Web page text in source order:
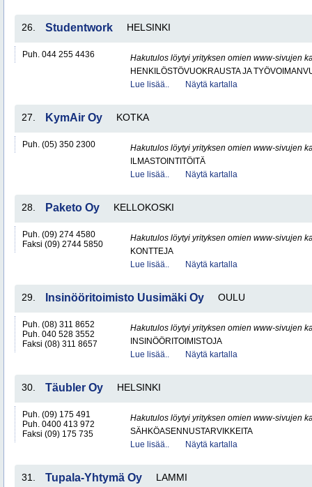
26. Studentwork HELSINKI
Puh. 044 255 4436
Hakutulos löytyi yrityksen omien www-sivujen
HENKILÖSTÖVUOKRAUSTA JA
Lue lisää..
Näytä kartalla
27. KymAir Oy KOTKA
Puh. (05) 350 2300
Hakutulos löytyi yrityksen omien www-sivujen
ILMASTOINTITÖITÄ
Lue lisää..
Näytä kartalla
28. Paketo Oy KELLOKOSKI
Puh. (09) 274 4580
Faksi (09) 2744 5850
Hakutulos löytyi yrityksen omien www-sivujen
KONTTEJA
Lue lisää..
Näytä kartalla
29. Insinööritoimisto Uusimäki Oy OULU
Puh. (08) 311 8652
Puh. 040 528 3552
Faksi (08) 311 8657
Hakutulos löytyi yrityksen omien www-sivujen
INSINÖÖRITOIMISTOJA
Lue lisää..
Näytä kartalla
30. Täubler Oy HELSINKI
Puh. (09) 175 491
Puh. 0400 413 972
Faksi (09) 175 735
Hakutulos löytyi yrityksen omien www-sivujen
SÄHKÖASENNUSTARVIKKEITA
Lue lisää..
Näytä kartalla
31. Tupala-Yhtymä Oy LAMMI